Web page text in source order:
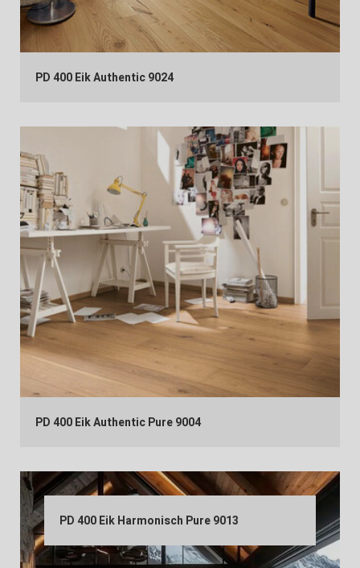
PD 400 Eik Authentic 9024
PD 400 Eik Authentic Pure 9004
PD 400 Eik Harmonisch Pure 9013